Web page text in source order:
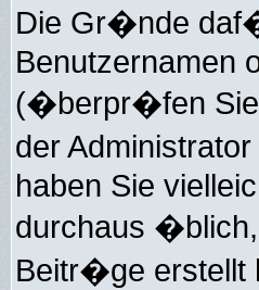
Die Gr�nde
Benutzernamen
(�berpr�fen Sie
der
haben Sie
durchaus
Beitr�ge erstellt